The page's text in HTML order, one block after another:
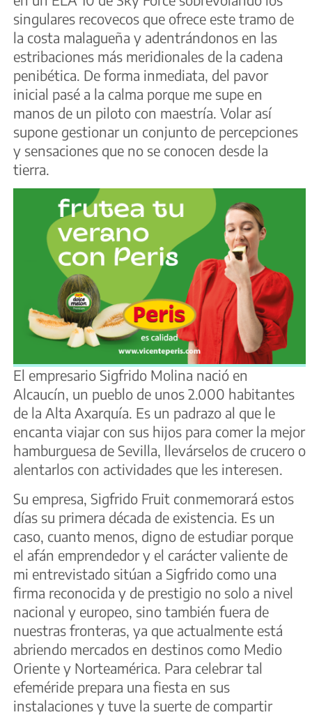
singulares recovecos que ofrece este tramo de
la costa malagueña y adentrándonos en las
estribaciones más meridionales de la cadena
penibética. De forma inmediata, del pavor
inicial pasé a la calma porque me supe en
manos de un piloto con maestría. Volar así
supone gestionar un conjunto de percepciones
y sensaciones que no se conocen desde la
tierra.
El empresario Sigfrido Molina nació en
Alcaucín, un pueblo de unos 2.000 habitantes
de la Alta Axarquía. Es un padrazo al que le
encanta viajar con sus hijos para comer la mejor
hamburguesa de Sevilla, llevárselos de crucero o
alentarlos con actividades que les interesen.
Su empresa, Sigfrido Fruit conmemorará estos
días su primera década de existencia. Es un
caso, cuanto menos, digno de estudiar porque
el afán emprendedor y el carácter valiente de
mi entrevistado sitúan a Sigfrido como una
firma reconocida y de prestigio no solo a nivel
nacional y europeo, sino también fuera de
nuestras fronteras, ya que actualmente está
abriendo mercados en destinos como Medio
Oriente y Norteamérica. Para celebrar tal
efeméride prepara una fiesta en sus
instalaciones y tuve la suerte de compartir